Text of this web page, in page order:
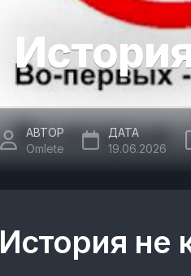
АВТОР
Omlete
ДАТА
19.06.2026
История не